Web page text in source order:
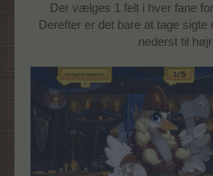
Der vælges 1 felt i hver fane
Derefter er det bare at tage sigte
nederst til